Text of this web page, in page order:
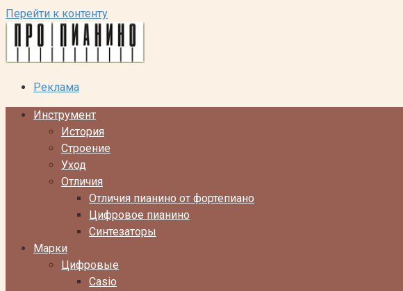
Перейти к контенту
Реклама
Инструмент
История
Строение
Уход
Отличия
Отличия пианино от фортепиано
Цифровое пианино
Синтезаторы
Марки
Цифровые
Casio